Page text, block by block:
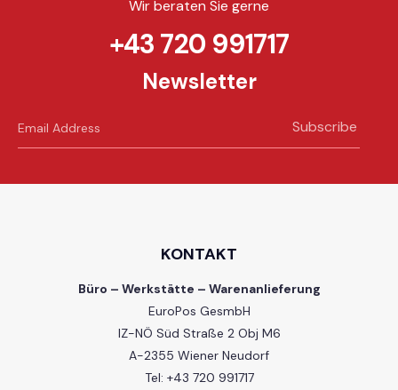
Wir beraten Sie gerne
+43 720 991717
Newsletter
Subscribe
KONTAKT
Büro – Werkstätte – Warenanlieferung
EuroPos GesmbH
IZ-NÖ Süd Straße 2 Obj M6
A-2355 Wiener Neudorf
Tel: +43 720 991717